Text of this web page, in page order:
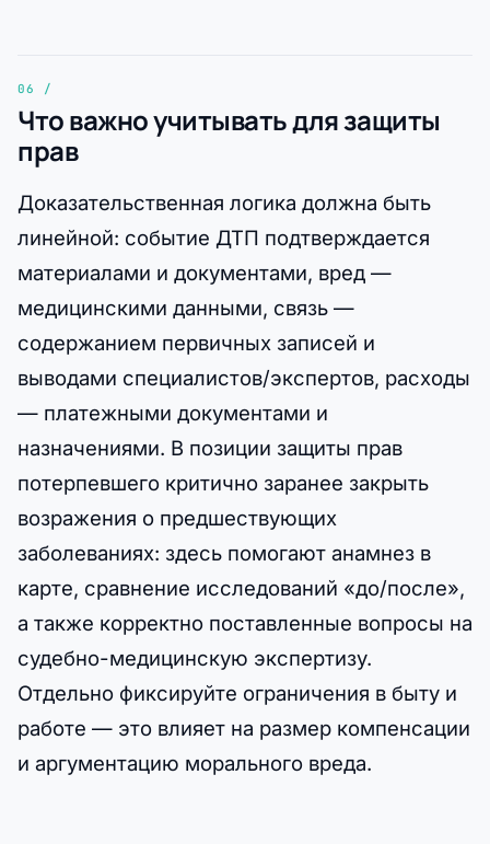
Что важно учитывать для защиты
прав
Доказательственная логика должна быть
линейной: событие ДТП подтверждается
материалами и документами, вред —
медицинскими данными, связь —
содержанием первичных записей и
выводами специалистов/экспертов, расходы
— платежными документами и
назначениями. В позиции защиты прав
потерпевшего критично заранее закрыть
возражения о предшествующих
заболеваниях: здесь помогают анамнез в
карте, сравнение исследований «до/после»,
а также корректно поставленные вопросы на
судебно-медицинскую экспертизу.
Отдельно фиксируйте ограничения в быту и
работе — это влияет на размер компенсации
и аргументацию морального вреда.